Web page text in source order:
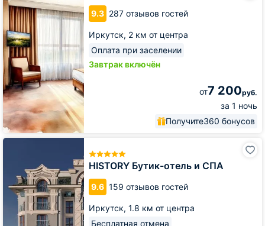
9.3 287 отзывов гостей
Иркутск, 2 км от центра
Оплата при заселении
Завтрак включён
от7 200руб.
за 1 ночь
Получите360 бонусов
Hotel
HISTORY Бутик-отель и СПА
9.6 159 отзывов гостей
Иркутск, 1.8 км от центра
Бесплатная отмена
HISTORY
СПА